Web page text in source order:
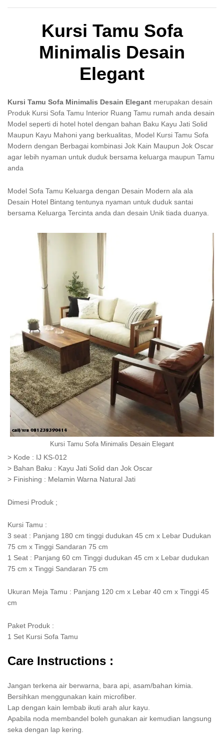
Kursi Tamu Sofa
Minimalis Desain
Elegant
Kursi Tamu Sofa Minimalis Desain Elegant merupakan desain
Produk Kursi Sofa Tamu Interior Ruang Tamu rumah anda desain
Model seperti di hotel hotel dengan bahan Baku Kayu Jati Solid
Maupun Kayu Mahoni yang berkualitas, Model Kursi Tamu Sofa
Modern dengan Berbagai kombinasi Jok Kain Maupun Jok Oscar
agar lebih nyaman untuk duduk bersama keluarga maupun Tamu
anda
Model Sofa Tamu Keluarga dengan Desain Modern ala ala
Desain Hotel Bintang tentunya nyaman untuk duduk santai
bersama Keluarga Tercinta anda dan desain Unik tiada duanya.
Kursi Tamu Sofa Minimalis Desain Elegant
> Kode : IJ KS-012
> Bahan Baku : Kayu Jati Solid dan Jok Oscar
> Finishing : Melamin Warna Natural Jati
Dimesi Produk ;
Kursi Tamu :
3 seat : Panjang 180 cm tinggi dudukan 45 cm x Lebar Dudukan
75 cm x Tinggi Sandaran 75 cm
1 Seat : Panjang 60 cm Tinggi dudukan 45 cm x Lebar dudukan
75 cm x Tinggi Sandaran 75 cm
Ukuran Meja Tamu : Panjang 120 cm x Lebar 40 cm x Tinggi 45
cm
Paket Produk :
1 Set Kursi Sofa Tamu
Care Instructions :
Jangan terkena air berwarna, bara api, asam/bahan kimia.
Bersihkan menggunakan kain microfiber.
Lap dengan kain lembab ikuti arah alur kayu.
Apabila noda membandel boleh gunakan air kemudian langsung
seka dengan lap kering.